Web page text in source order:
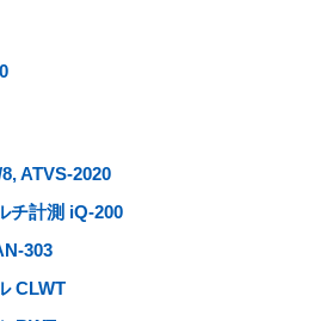
ATVS-2020
チ計測 iQ-200
303
CLWT